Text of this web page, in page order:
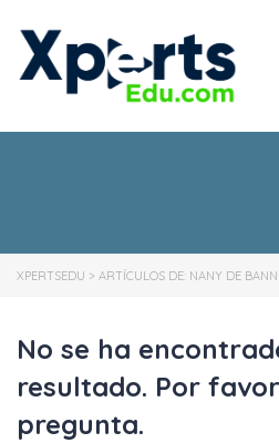
XPERTSEDU > ARTÍCULOS DE: NANY DE
No se ha
resultado. Por
pregunta.